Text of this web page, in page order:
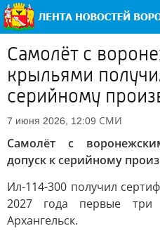
Самолёт с
крыльями
серийному
7 июня 2026, 12:09 СМИ
Самолёт с
допуск к серийному
Ил-114-300 получил
2027 года первые три
Архангельск.